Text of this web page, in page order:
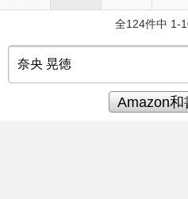
全124件中 1-